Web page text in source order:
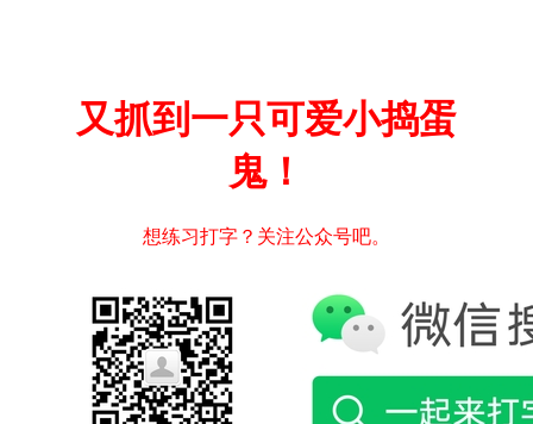
又抓到一只可爱小捣蛋
鬼！
想练习打字？关注公众号吧。